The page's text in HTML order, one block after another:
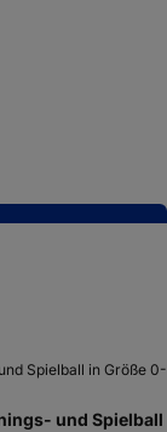
und Spielball